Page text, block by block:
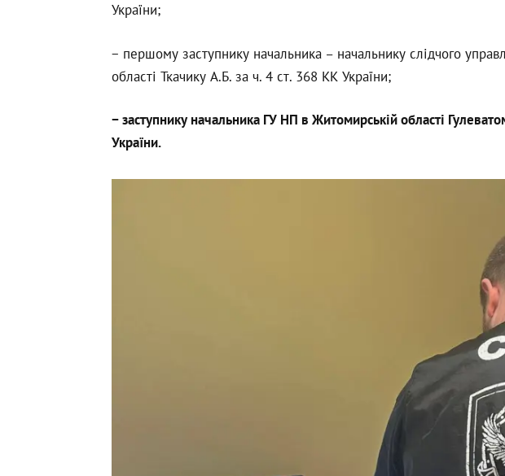
України;
− першому заступнику начальника – начальнику слідчого
області Ткачику А.Б. за ч. 4 ст. 368 КК України;
− заступнику начальника ГУ НП в Житомирській області
України.